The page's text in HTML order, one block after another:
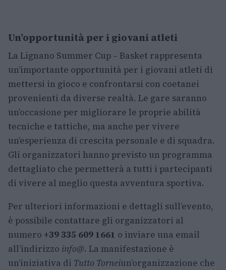
Un’opportunità per i giovani atleti
La Lignano Summer Cup – Basket rappresenta
un’importante opportunità per i giovani atleti di
mettersi in gioco e confrontarsi con coetanei
provenienti da diverse realtà. Le gare saranno
un’occasione per migliorare le proprie abilità
tecniche e tattiche, ma anche per vivere
un’esperienza di crescita personale e di squadra.
Gli organizzatori hanno previsto un programma
dettagliato che permetterà a tutti i partecipanti
di vivere al meglio questa avventura sportiva.
Per ulteriori informazioni e dettagli sull’evento,
è possibile contattare gli organizzatori al
numero +39 335 609 1661 o inviare una email
all’indirizzo info@. La manifestazione è
un’iniziativa di Tutto Torneiun’organizzazione che